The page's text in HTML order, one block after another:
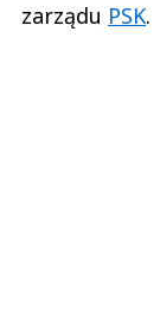
zarządu PSK.